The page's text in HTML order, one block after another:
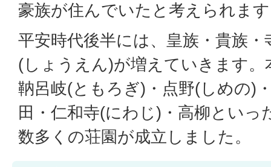
豪族が住んでいたと考えられま
平安時代後半には、皇族・貴族
(しょうえん)が増えていきます
靹呂岐(ともろぎ)・点野(しめの)
田・仁和寺(にわじ)・高柳といっ
数多くの荘園が成立しました。